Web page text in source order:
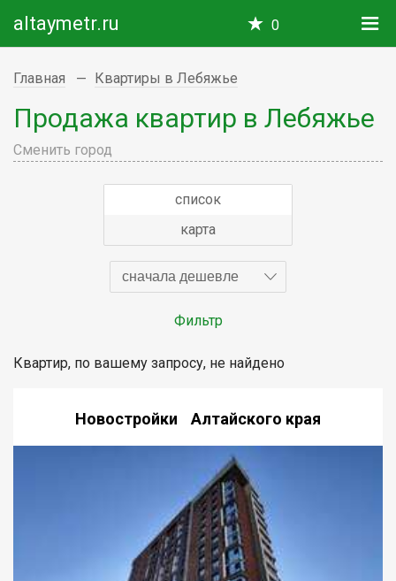
altaymetr.ru 0
Главная Квартиры в Лебяжье
Продажа квартир в Лебяжье
Сменить город
список
карта
сначала дешевле
Фильтр
Квартир, по вашему запросу, не найдено
Новостройки Алтайского края